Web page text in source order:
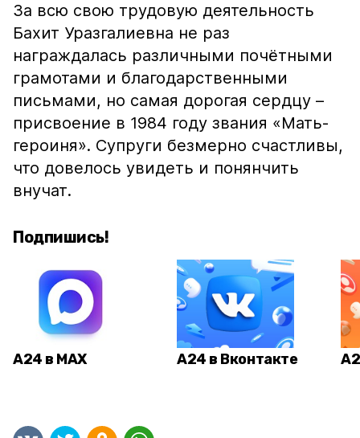
За всю свою трудовую деятельность
Бахит Уразгалиевна не раз
награждалась различными почётными
грамотами и благодарственными
письмами, но самая дорогая сердцу –
присвоение в 1984 году звания «Мать-
героиня». Супруги безмерно счастливы,
что довелось увидеть и понянчить
внучат.
Подпишись!
А24 в MAX А24 в Вконтакте